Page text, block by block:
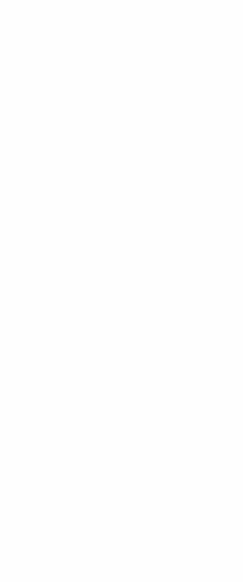
!
Bretagne - Côte de
pour vous aider à
à Lannion,
de Lannion-
plans et nos
inscrivez-vous à
newsletter